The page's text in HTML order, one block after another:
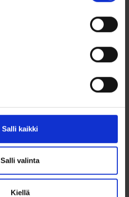
Salli kaikki
Salli valinta
Kiellä
Kolmiväriset
kukkakorvakorut
zirkoneilla
269,00
Tyylikkäät 14k kolmiväriset
ja...